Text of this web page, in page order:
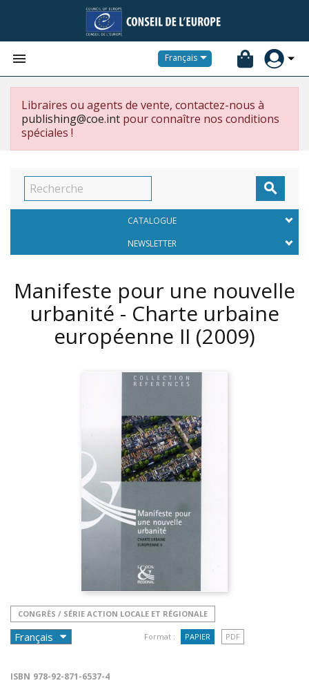
 Français
Libraires ou agents de vente, contactez-nous à
publishing@coe.int pour connaître nos conditions
spéciales !

CATALOGUE
NEWSLETTER
Manifeste pour une nouvelle
urbanité - Charte urbaine
européenne II (2009)
CONGRÈS / SÉRIE ACTION LOCALE ET RÉGIONALE
Format : PAPIER PDF
ISBN 978-92-871-6537-4